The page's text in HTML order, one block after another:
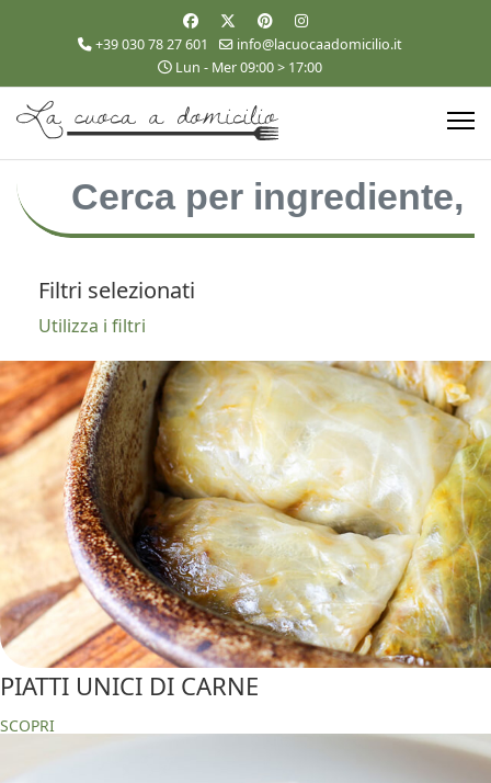
+39 030 78 27 601
info@lacuocaadomicilio.it
Lun - Mer 09:00 > 17:00
Filtri selezionati
Utilizza i filtri
PIATTI UNICI DI CARNE
SCOPRI